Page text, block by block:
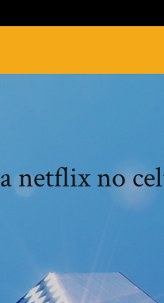
netflix no